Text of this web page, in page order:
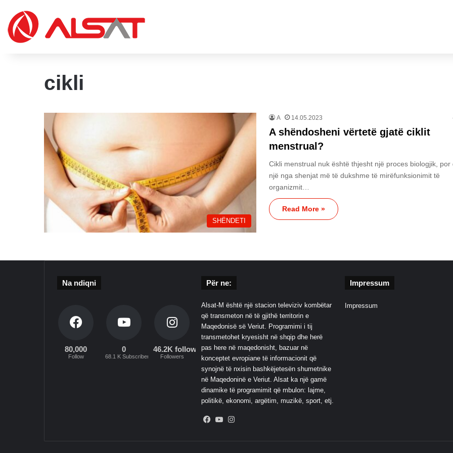
cikli
SHËNDETI
A 14.05.2023
A shëndosheni vërtetë gjatë ciklit
menstrual?
Cikli menstrual nuk është thjesht një proces biologjik, por
një nga shenjat më të dukshme të mirëfunksionimit të
organizmit…
Read More »
Na ndiqni
80,000
Follow
0
68.1 K Subscribers
46.2K followers
Followers
Për ne:
Alsat-M është një stacion televiziv kombëtar
që transmeton në të gjithë territorin e
Maqedonisë së Veriut. Programimi i tij
transmetohet kryesisht në shqip dhe herë
pas here në maqedonisht, bazuar në
konceptet evropiane të informacionit që
synojnë të nxisin bashkëjetesën shumetnike
në Maqedoninë e Veriut. Alsat ka një gamë
dinamike të programimit që mbulon: lajme,
politikë, ekonomi, argëtim, muzikë, sport, etj.
Facebook
YouTube
Impressum
Impressum